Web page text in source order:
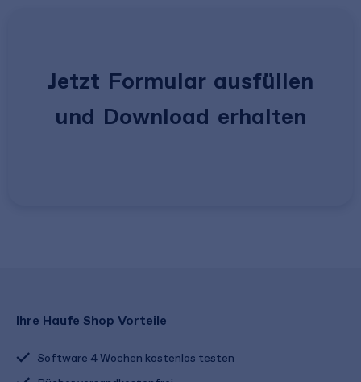
Jetzt Formular ausfüllen
und Download erhalten
Ihre Haufe Shop Vorteile
Software 4 Wochen kostenlos testen